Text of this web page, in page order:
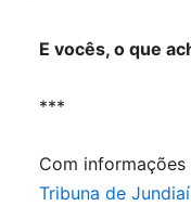
E vocês, o que
***
Com informações
Tribuna de Jundiaí